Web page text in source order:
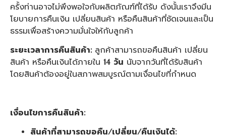
ครั้งท่านอาจไม่พึงพอใจกับผลิตภัณฑ์ที่ได้รับ ดังนั้นเราจึงมีน
โยบายการคืนเงิน เปลี่ยนสินค้า หรือคืนสินค้าที่ชัดเจนและเป็น
ธรรมเพื่อสร้างความมั่นใจให้กับลูกค้า
ระยะเวลาการคืนสินค้า:ลูกค้าสามารถขอคืนสินค้า เปลี่ยน
สินค้า หรือคืนเงินได้ภายใน 14 วัน นับจากวันที่ได้รับสินค้า
โดยสินค้าต้องอยู่ในสภาพสมบูรณ์ตามเงื่อนไขที่กำหนด
เงื่อนไขการคืนสินค้า:
สินค้าที่สามารถขอคืน/เปลี่ยน/คืนเงินได้: